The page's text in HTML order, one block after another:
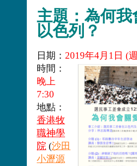
主題：為何我
以色列？
日期： 2019年4月1日 (
時間：
晚上
7:30
地點：
香港牧
職神學
院 (沙田
小瀝源